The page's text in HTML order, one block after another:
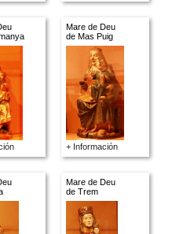
Mare de Deu
de Mas Puig
+ Información
Mare de Deu
de Trem